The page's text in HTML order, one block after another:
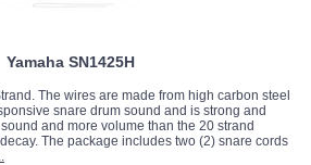
Yamaha SN1425H
The wires are made from high carbon steel
snare drum sound and is strong and
and more volume than the 20 strand
The package includes two (2) snare cords